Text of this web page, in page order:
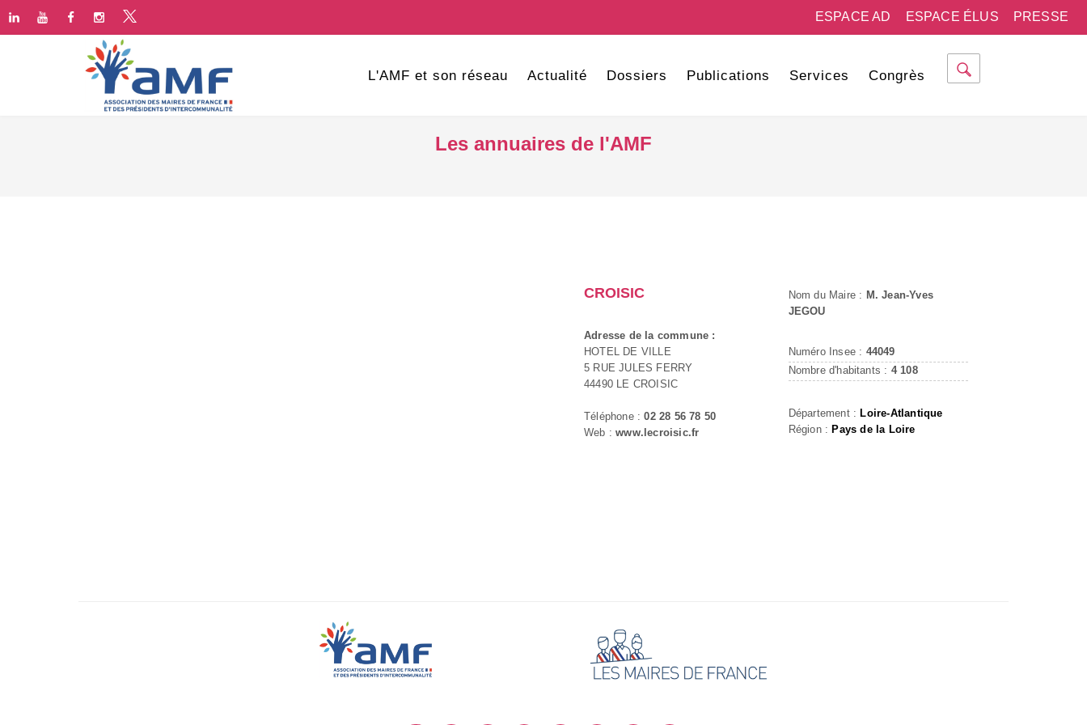
PRESSE
ESPACE ÉLUS
ESPACE AD
L'AMF et son réseau Actualité Dossiers Publications Services Congrès
Les annuaires de l'AMF
CROISIC
Adresse de la commune :
HOTEL DE VILLE
5 RUE JULES FERRY
44490 LE CROISIC
Téléphone :02 28 56 78 50
Web :www.lecroisic.fr
Nom du Maire : M. Jean-Yves
JEGOU
Numéro Insee : 44049
Nombre d'habitants : 4 108
Département : Loire-Atlantique
Région : Pays de la Loire